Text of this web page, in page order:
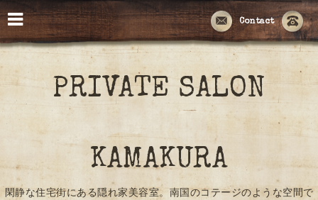
Contact
PRIVATE SALON
KAMAKURA
閑静な住宅街にある隠れ家美容室。南国のコテージのような空間で